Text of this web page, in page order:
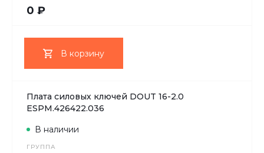
0 ₽
В корзину
Плата силовых ключей DOUT 16-2.0
ESPM.426422.036
ГРУППА
В наличии